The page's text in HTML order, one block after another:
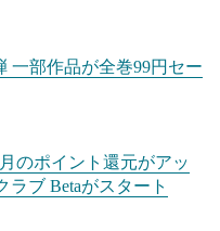
一部作品が全巻99円セー
のポイント還元がアッ
ラブ Betaがスタート